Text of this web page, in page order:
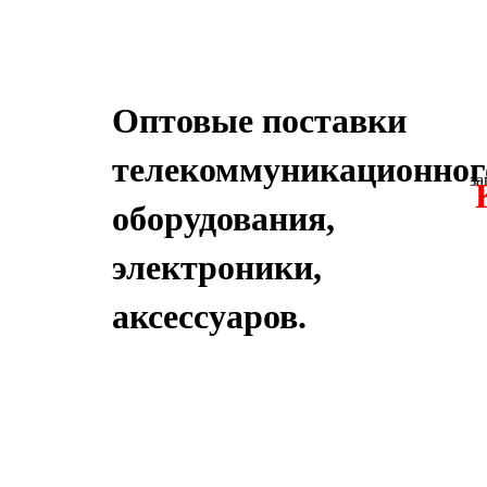
Оптовые поставки
оборудования,
электроники,
аксессуаров.